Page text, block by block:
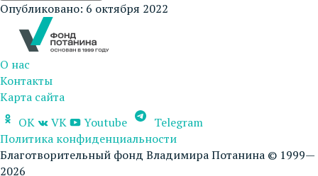
Опубликовано: 6 октября 2022
О нас
Контакты
Карта сайта
OK
VK Youtube
Telegram
Политика конфиденциальности
Благотворительный фонд Владимира Потанина © 1999—
2026